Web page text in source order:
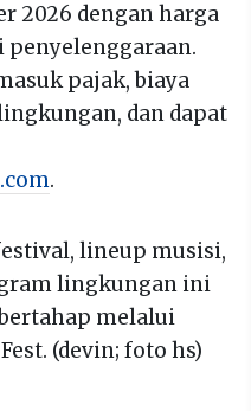
2026 dengan harga
penyelenggaraan.
pajak, biaya
dan dapat
.
lineup musisi,
lingkungan ini
melalui
(devin; foto hs)